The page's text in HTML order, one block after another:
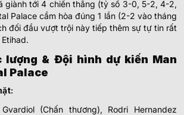
giành tới 4 chiến thắng (tỷ số 3-0, 5-2, 4-2,
Palace cầm hòa đúng 1 lần (2-2 vào tháng
đối đầu vượt trội này tiếp thêm sự tự tin rất
lượng & Đội hình dự kiến Man
Palace
(Chấn thương), Rodri Hernandez